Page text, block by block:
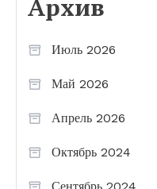
Архив
Июль 2026
Май 2026
Апрель 2026
Октябрь 2024